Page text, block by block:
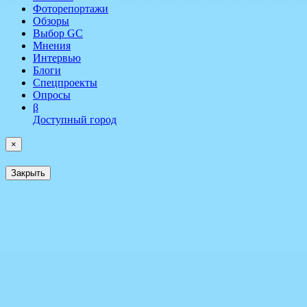
Фоторепортажи
Обзоры
Выбор GC
Мнения
Интервью
Блоги
Спецпроекты
Опросы
β
Доступный город
×
Закрыть